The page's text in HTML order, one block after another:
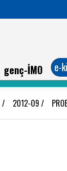
genç-İMO e-
/ 2012-09 /